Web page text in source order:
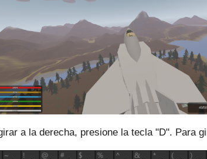
a la derecha, presione la tecla "D". Para